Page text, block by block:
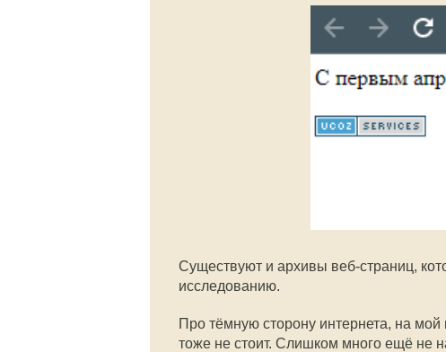
Существуют и архивы веб-страниц,
исследованию.
Про тёмную сторону интернета, на мой
тоже не стоит. Слишком много ещё не